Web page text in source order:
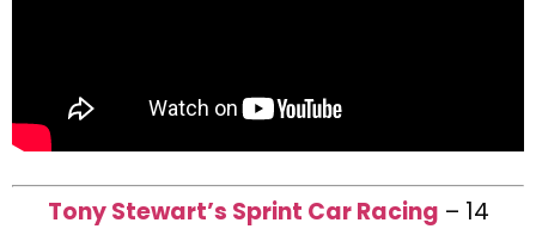
Tony Stewart’s Sprint Car Racing – 14